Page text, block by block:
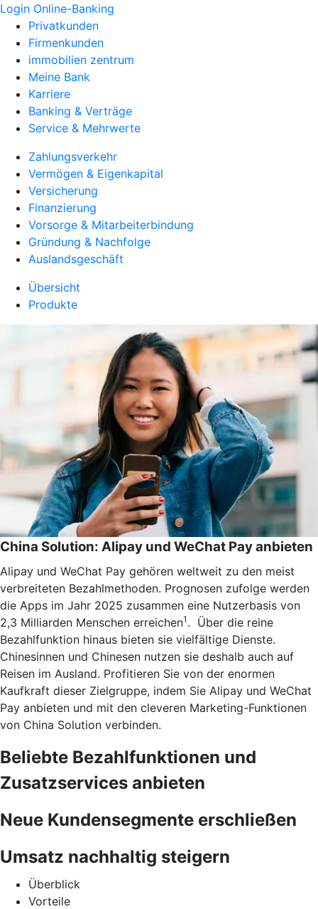
Login Online-Banking
Privatkunden
Firmenkunden
immobilien zentrum
Meine Bank
Karriere
Banking & Verträge
Service & Mehrwerte
Zahlungsverkehr
Vermögen & Eigenkapital
Versicherung
Finanzierung
Vorsorge & Mitarbeiterbindung
Gründung & Nachfolge
Auslandsgeschäft
Übersicht
Produkte
China Solution: Alipay und WeChat Pay anbieten
Alipay und WeChat Pay gehören weltweit zu den meist
verbreiteten Bezahlmethoden. Prognosen zufolge werden
die Apps im Jahr 2025 zusammen eine Nutzerbasis von
2,3 Milliarden Menschen erreichen1 . Über die reine
Bezahlfunktion hinaus bieten sie vielfältige Dienste.
Chinesinnen und Chinesen nutzen sie deshalb auch auf
Reisen im Ausland. Profitieren Sie von der enormen
Kaufkraft dieser Zielgruppe, indem Sie Alipay und WeChat
Pay anbieten und mit den cleveren Marketing-Funktionen
von China Solution verbinden.
Beliebte Bezahlfunktionen und
Zusatzservices anbieten
Neue Kundensegmente erschließen
Umsatz nachhaltig steigern
Überblick
Vorteile